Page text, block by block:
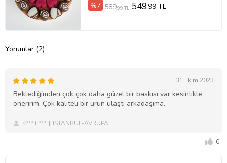
%7 589,99 TL 549,99 TL
Yorumlar (2)
31 Ekim 2023
Beklediğimden çok çok daha güzel bir baskısı var kesinlikle
öneririm. Çok kaliteli bir ürün ulaştı arkadaşıma.
K*** E*** ISTANBUL-AVRUPA
0